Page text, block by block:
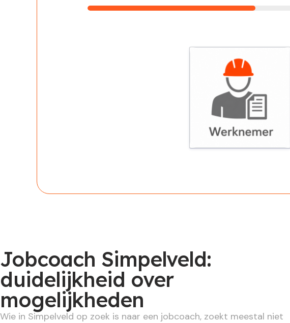
33%
Werknemer
Jobcoach Simpelveld:
duidelijkheid over
mogelijkheden
Wie in Simpelveld op zoek is naar een jobcoach, zoekt meestal niet